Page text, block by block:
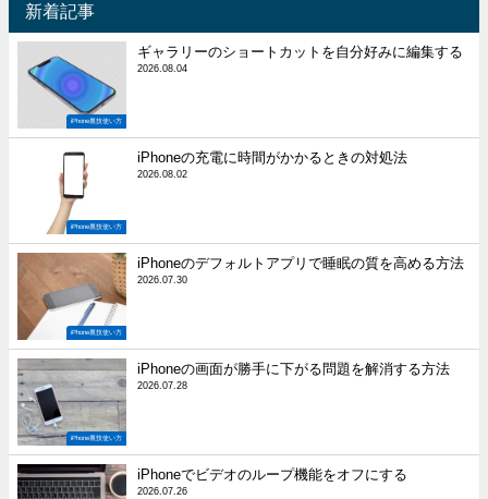
新着記事
iPhone裏技使い方
ギャラリーのショートカットを自分好みに編集する
2026.08.04
iPhone裏技使い方
iPhoneの充電に時間がかかるときの対処法
2026.08.02
iPhone裏技使い方
iPhoneのデフォルトアプリで睡眠の質を高める方法
2026.07.30
iPhone裏技使い方
iPhoneの画面が勝手に下がる問題を解消する方法
2026.07.28
iPhoneでビデオのループ機能をオフにする
2026.07.26